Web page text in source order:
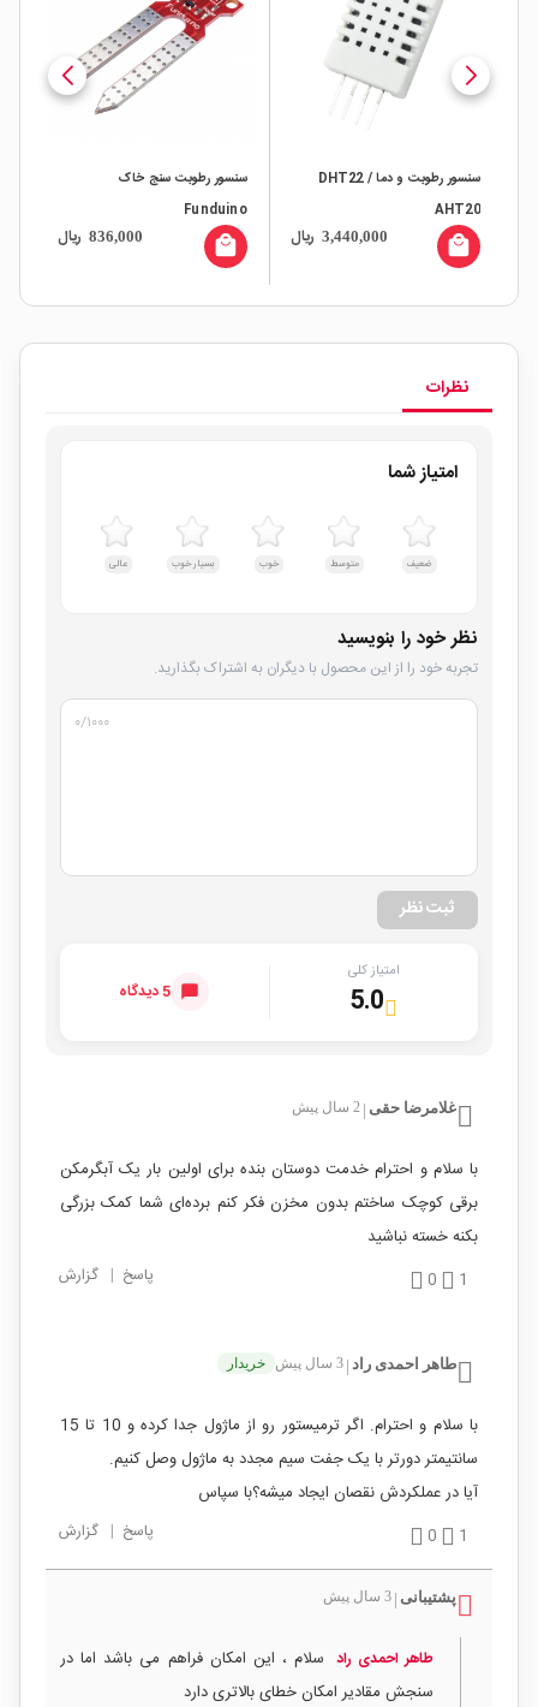
سنسور رطوبت و دما DHT22 /
AHT20
3,440,000 ریال local_mall
سنسور رطوبت سنج خاک
Funduino
836,000 ریال local_mall
نظرات
امتیاز شما
ضعیف متوسط خوب بسیار خوب عالی
نظر خود را بنویسید
تجربه خود را از این محصول با دیگران به اشتراک بگذارید.
۰/۱۰۰۰
ثبت نظر
امتیاز کلی
5.0 5 دیدگاه
غلامرضا حقی | 2 سال پیش
با سلام و احترام خدمت دوستان بنده برای اولین بار یک آبگرمکن
برقی کوچک ساختم بدون مخزن فکر کنم برده‌ای شما کمک بزرگی
بکنه خسته نباشید
1
0 پاسخ | گزارش
طاهر احمدی راد | 3 سال پیش خریدار
با سلام و احترام. اگر ترمیستور رو از ماژول جدا کرده و 10 تا 15
سانتیمتر دورتر با یک جفت سیم مجدد به ماژول وصل کنیم.
آیا در عملکردش نقصان ایجاد میشه؟با سپاس
1
0 پاسخ | گزارش
پشتیبانی | 3 سال پیش
طاهر احمدی راد سلام ، این امکان فراهم می باشد اما در
سنجش مقادیر امکان خطای بالاتری دارد